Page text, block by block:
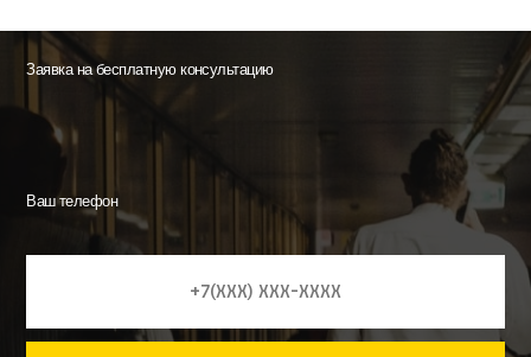
Заявка на бесплатную консультацию
Ваш телефон